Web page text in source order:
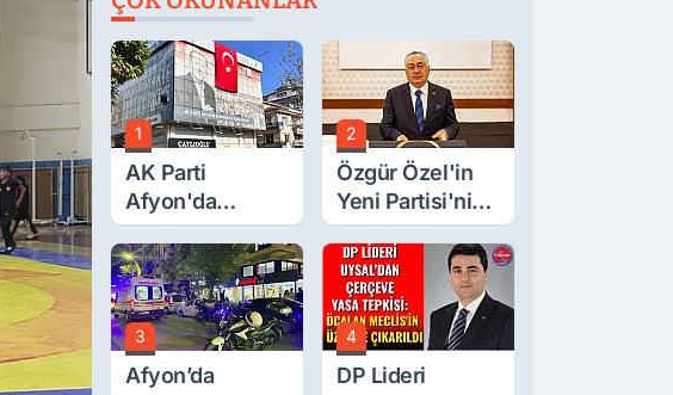
1
AK Parti
Afyon'da
Turgay Şahin'in
Ardından Bir
Şok Daha!
2
Özgür Özel'in
Yeni Partisi'nin
Afyon Başkanı
Belli Oldu
3
Afyon’da
4
DP Lideri